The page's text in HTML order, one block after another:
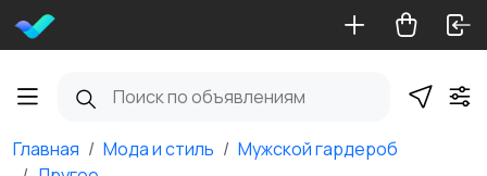
Главная Мода и стиль
Мужской гардероб